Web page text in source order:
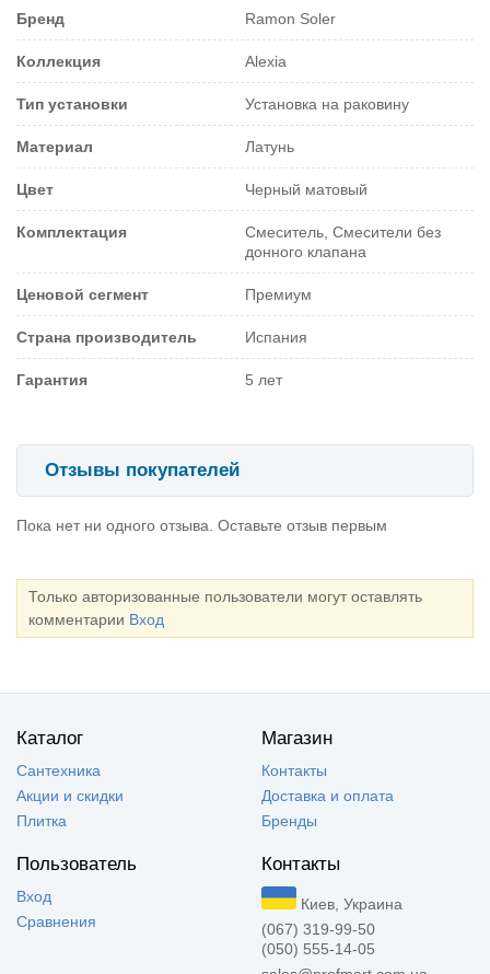
Бренд Ramon Soler
Коллекция Alexia
Тип установки Установка на раковину
Материал Латунь
Цвет Черный матовый
Комплектация
Смеситель, Смесители без
донного клапана
Ценовой сегмент Премиум
Страна производитель Испания
Гарантия 5 лет
Отзывы покупателей
Пока нет ни одного отзыва. Оставьте отзыв первым
Только авторизованные пользователи могут оставлять
комментарии Вход
Каталог
Сантехника
Акции и скидки
Плитка
Магазин
Контакты
Доставка и оплата
Бренды
Пользователь
Вход
Сравнения
Контакты
Киев, Украина
(067) 319-99-50
(050) 555-14-05